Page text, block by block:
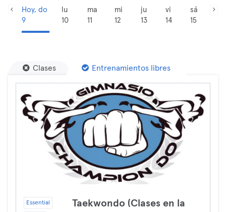
Hoy, do
9
lu
10
ma
11
mi
12
ju
13
vi
14
sá
15
Clases Entrenamientos libres
Essential
Taekwondo (Clases en la